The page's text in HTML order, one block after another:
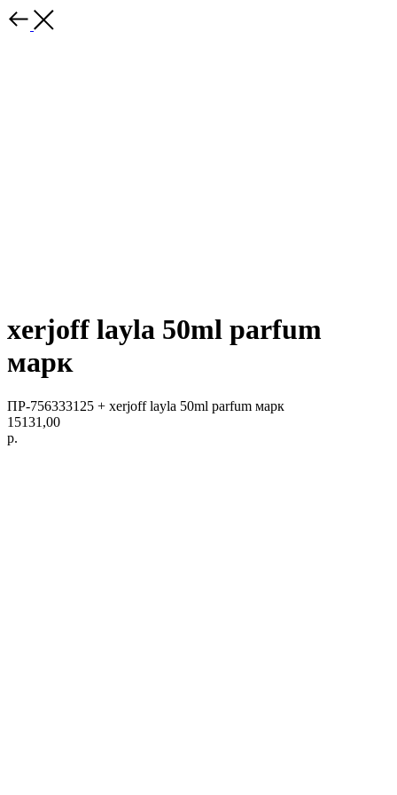
xerjoff layla 50ml parfum
марк
ПР-756333125 + xerjoff layla 50ml parfum марк
15131,00
р.